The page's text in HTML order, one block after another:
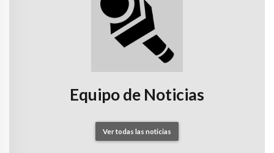
Equipo de Noticias
Ver todas las noticias